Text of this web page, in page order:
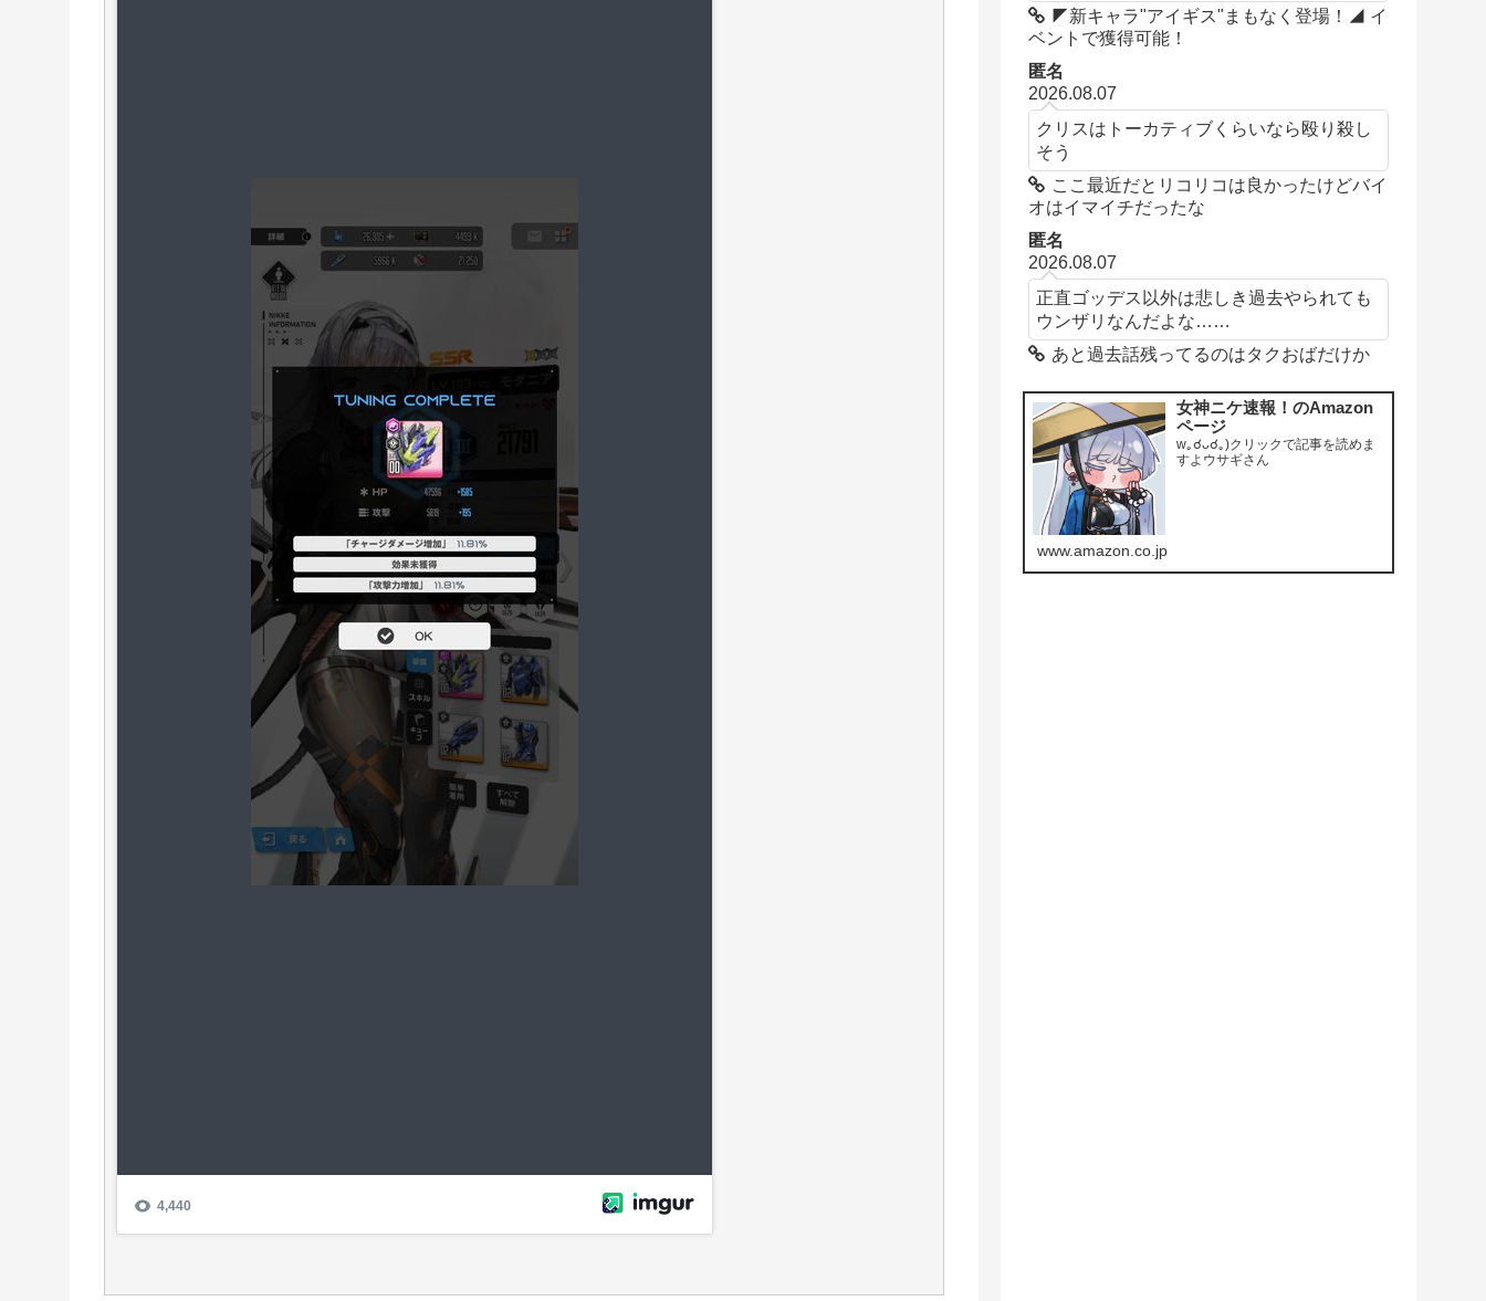
◤新キャラ"アイギス"まもなく登場！◢ イ
ベントで獲得可能！
匿名
2026.08.07
クリスはトーカティブくらいなら殴り殺し
そう
ここ最近だとリコリコは良かったけどバイ
オはイマイチだったな
匿名
2026.08.07
正直ゴッデス以外は悲しき過去やられても
ウンザリなんだよな……
あと過去話残ってるのはタクおばだけか
女神ニケ速報！のAmazon
ページ
w｡☌ᴗ☌｡)クリックで記事を読めま
すよウサギさん
www.amazon.co.jp